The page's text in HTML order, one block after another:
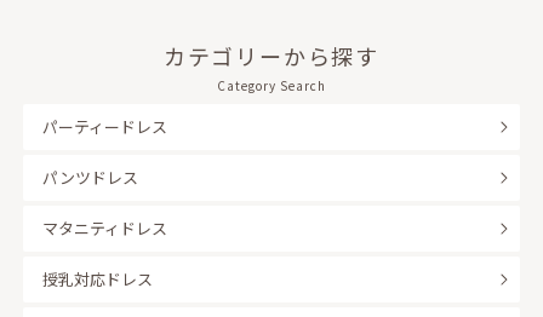
カテゴリーから探す
Category Search
パーティードレス
パンツドレス
マタニティドレス
授乳対応ドレス